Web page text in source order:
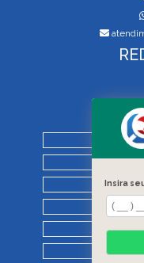
Insira